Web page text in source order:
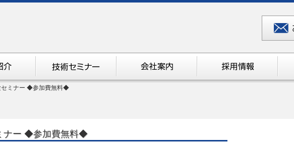
セミナー ◆参加費無料◆
ナー ◆参加費無料◆